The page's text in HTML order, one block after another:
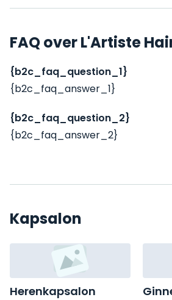
FAQ over L'Artiste
{b2c_faq_question_1}
{b2c_faq_answer_1}
{b2c_faq_question_2}
{b2c_faq_answer_2}
Kapsalon
Herenkapsalon